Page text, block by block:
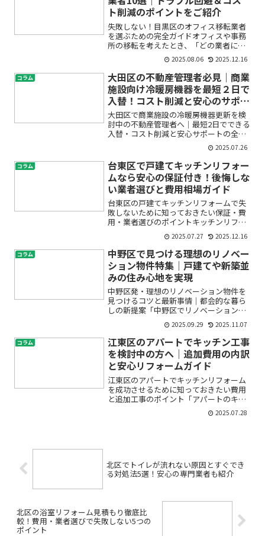
ト削減のポイントをご紹介
失敗しない！目黒区のオフィス移転業者
を選ぶための完全ガイドオフィスや事務
所の移転を考えたとき、「どの業者に依
頼すれば安心なの？」「費用はどれくら
いかかる？」「トラブルにならないコツ
は？」といった不安や悩みを抱える方も
多いのではないでしょうか...
2025.08.06 2025.12.16
コラム
大田区の不動産管理者必見｜商業
施設向け冷暖房機器を最短２日で
入替！コスト削減と安心のサポー
ト
大田区で商業施設の冷暖房機器更新を検
討中の不動産管理者へ｜最短2日でできる
入替・コスト削減と安心サポートの全知
識「商業施設の冷暖房機器が古くなって
効きが悪い」「修理費がかさむ前に交換
したいけど、営業を止めるのは避けた
い」「短期間で確実に入替...
2025.07.26
コラム
台東区で戸建てキッチンリフォー
ムなら安心の保証付き！後悔しな
い業者選びと費用相場ガイド
台東区の戸建てキッチンリフォームで失
敗しないために知っておきたい保証・費
用・業者選びのポイントキッチンリフォ
ームを検討中の方の多くが、「どのくら
い費用がかかるの？」「業者選びで失敗
しないには？」「保証はどうなっている
の？」など、たくさんの疑...
2025.07.27 2025.12.16
コラム
中野区で見つける理想のリノベー
ション物件特集｜戸建てや新築並
みの住み心地を実現
中野区発・理想のリノベーション物件を
見つけるコツと最新事情｜都会的な暮ら
しの新提案「中野区でリノベーション物
件を探したいけれど、失敗しない選び方
や注意点が分からなくて不安……」「中
古物件をリノベーションして、自分だけ
の快適な住まいにしたい！...
2025.09.29 2025.11.07
コラム
江東区のアパートでキッチン工事
を検討中の方へ｜追加費用の内訳
と安心リフォームガイド
江東区のアパートでキッチンリフォーム
を成功させるために知っておきたい費用
と追加工事のポイント「アパートのキッ
チンをもっと使いやすくしたいけれど、
工事費用や思わぬ追加費用が心配…」こ
2025.07.28
北区でトイレが流れない原因とすぐでき
る対処法5選！安心の専門業者も紹介
北区の浴室リフォーム見積もり徹底比
較！費用・業者選びで失敗しない5つの
ポイント